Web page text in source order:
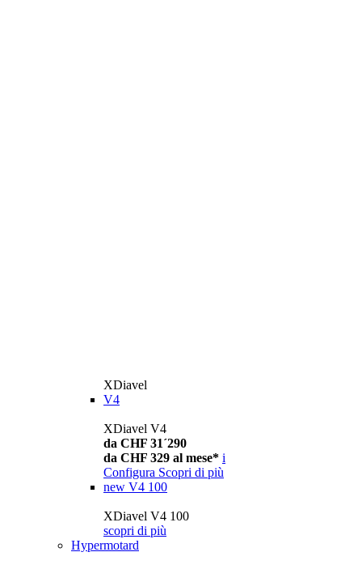
XDiavel
V4
XDiavel V4
da CHF 31´290
da CHF 329 al mese* i
Configura Scopri di più
new V4 100
XDiavel V4 100
scopri di più
Hypermotard